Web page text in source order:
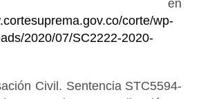
en
corte/wp-
2020/07/SC2222-2020-
Civil. Sentencia STC5594-